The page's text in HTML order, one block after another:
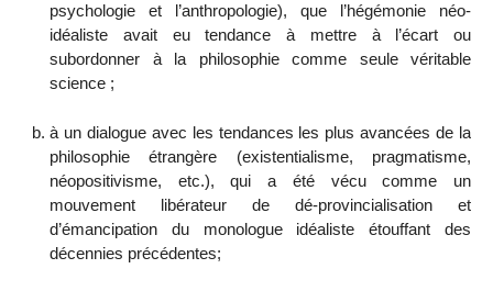
psychologie et l’anthropologie), que l’hégémonie néo-
idéaliste avait eu tendance à mettre à l’écart ou
subordonner à la philosophie comme seule véritable
science ;
à un dialogue avec les tendances les plus avancées de la
philosophie étrangère (existentialisme, pragmatisme,
néopositivisme, etc.), qui a été vécu comme un
mouvement libérateur de dé-provincialisation et
d’émancipation du monologue idéaliste étouffant des
décennies précédentes;